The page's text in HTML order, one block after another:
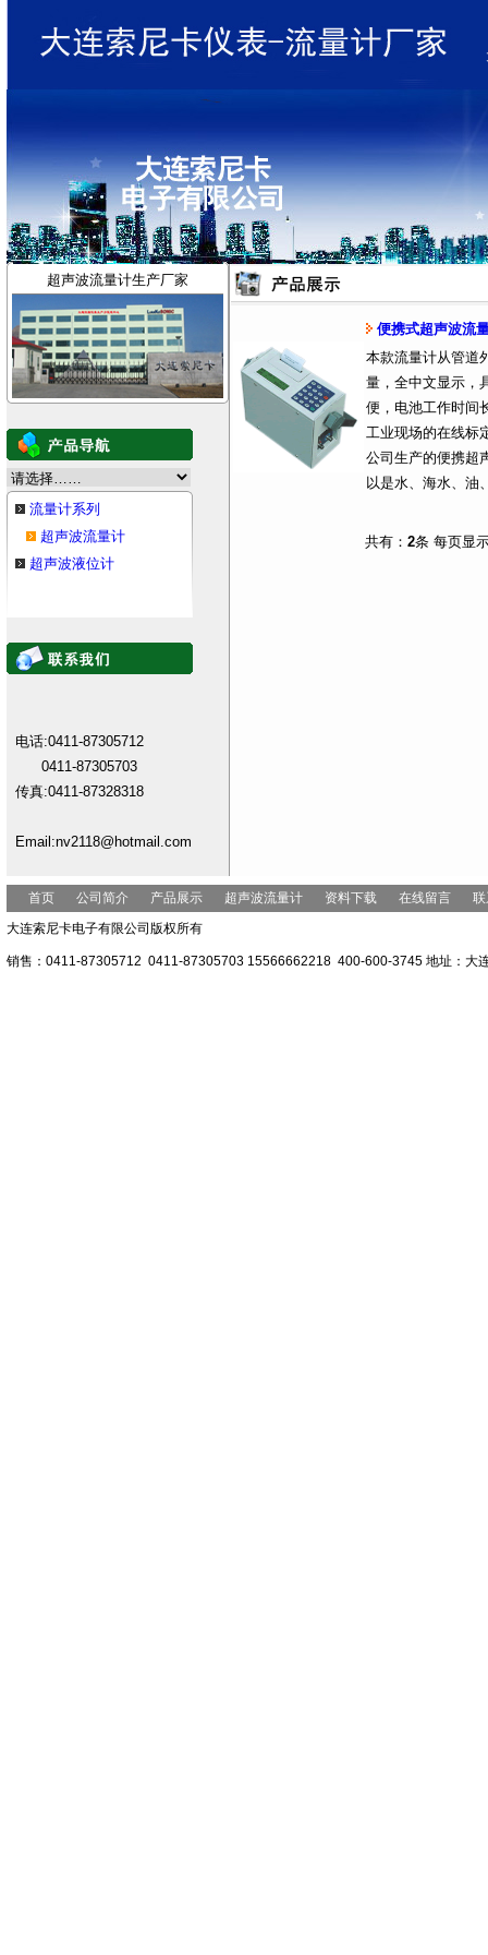
超声波流量计生产厂家
流量计系列
超声波流量计
超声波液位计
电话:0411-87305712
0411-87305703
传真:0411-87328318
Email:nv2118@hotmail.com
便携式超声波流
本款流量计从管道
量，全中文显示，
便，电池工作时间
工业现场的在线标
公司生产的便携超
以是水、海水、油
共有： 2条 每页显
首页 公司简介 产品展示 超声波流量计 资料下载 在线留言
大连索尼卡电子有限公司版权所有
销售：0411-87305712 0411-87305703 15566662218 400-600-3745 地址：大